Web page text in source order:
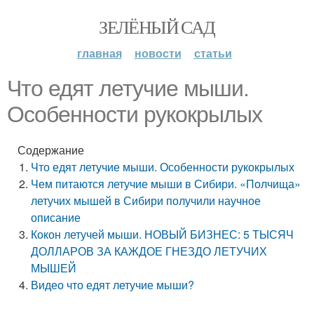
ЗЕЛЁНЫЙ САД
главная новости статьи
Что едят летучие мыши.
Особенности рукокрылых
Содержание
Что едят летучие мыши. Особенности рукокрылых
Чем питаются летучие мыши в Сибири. «Полчища»
летучих мышей в Сибири получили научное
описание
Кокон летучей мыши. НОВЫЙ БИЗНЕС: 5 ТЫСЯЧ
ДОЛЛАРОВ ЗА КАЖДОЕ ГНЕЗДО ЛЕТУЧИХ
МЫШЕЙ
Видео что едят летучие мыши?